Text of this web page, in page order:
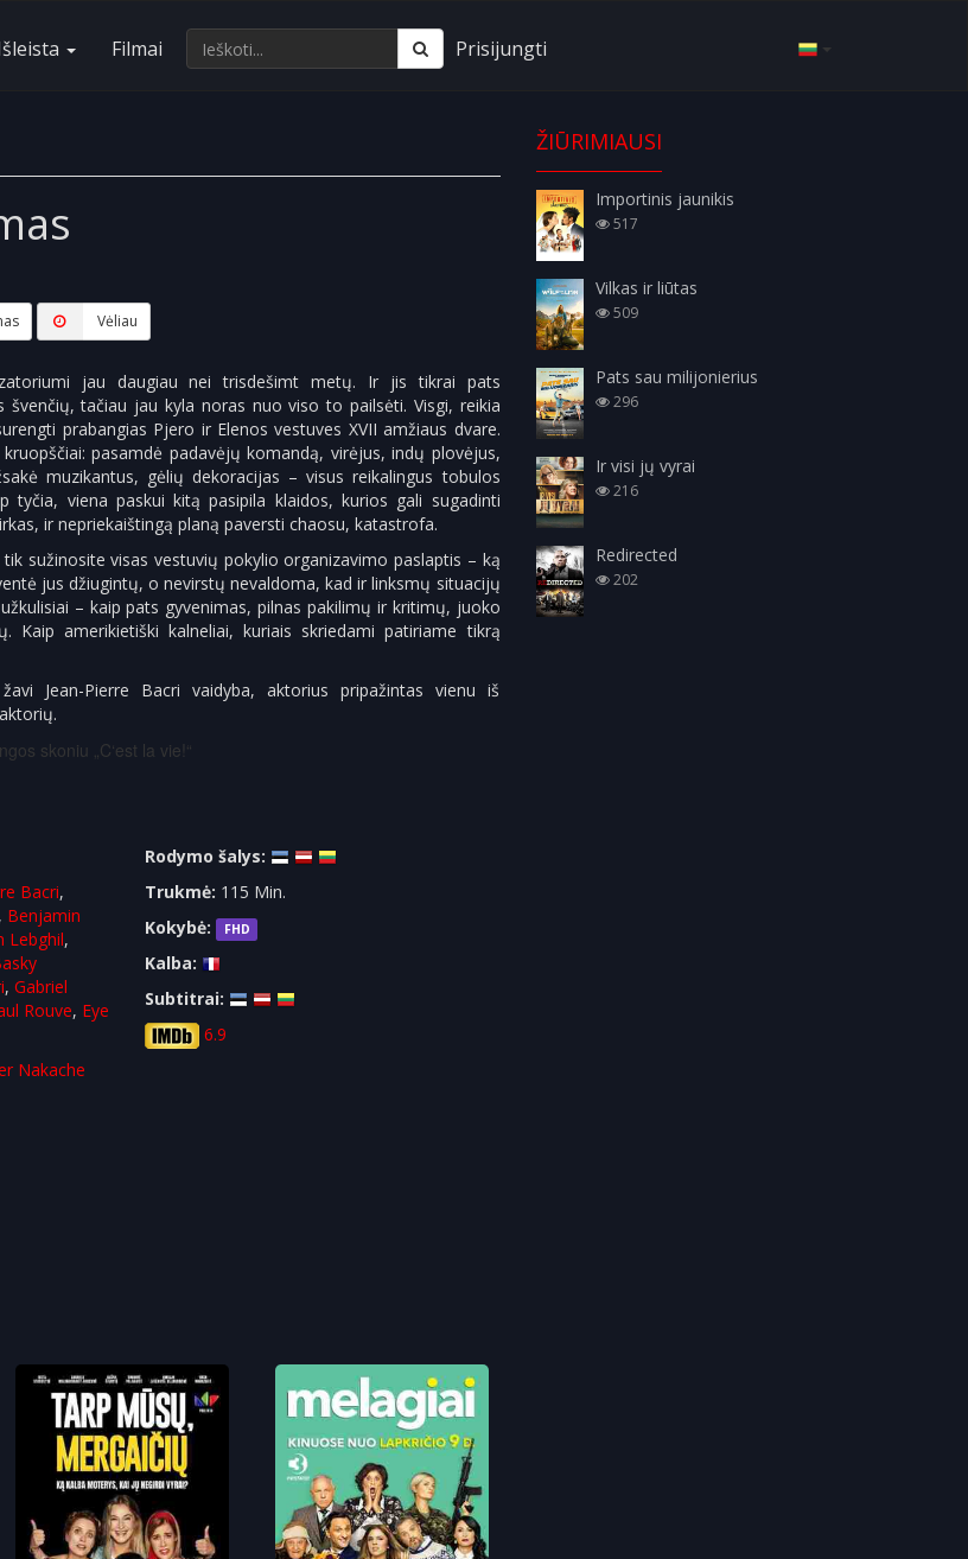
Filmai Prisijungti
Vėliau
jau daugiau nei trisdešimt metų. Ir jis tikrai pats
švenčių, tačiau jau kyla noras nuo viso to pailsėti. Visgi, reikia
prabangias Pjero ir Elenos vestuves XVII amžiaus dvare.
pasamdė padavėjų komandą, virėjus, indų plovėjus,
muzikantus, gėlių dekoracijas – visus reikalingus tobulos
tyčia, viena paskui kitą pasipila klaidos, kurios gali sugadinti
ir nepriekaištingą planą paversti chaosu, katastrofa.
sužinosite visas vestuvių pokylio organizavimo paslaptis – ką
jus džiugintų, o nevirstų nevaldoma, kad ir linksmų situacijų
– kaip pats gyvenimas, pilnas pakilimų ir kritimų, juoko
Kaip amerikietiški kalneliai, kuriais skriedami patiriame tikrą
Jean-Pierre Bacri vaidyba, aktorius pripažintas vienu iš
skoniu „C‘est la vie!“
Bacri,
, Benjamin
Lebghil,
,Gabriel
Rouve, Eye
Nakache
Rodymo šalys:
Trukmė: 115 Min.
Kokybė:
FHD
Kalba:
Subtitrai:
6.9
ŽIŪRIMIAUSI
Importinis jaunikis
517
Vilkas ir liūtas
509
Pats sau milijonierius
296
Ir visi jų vyrai
216
Redirected
202